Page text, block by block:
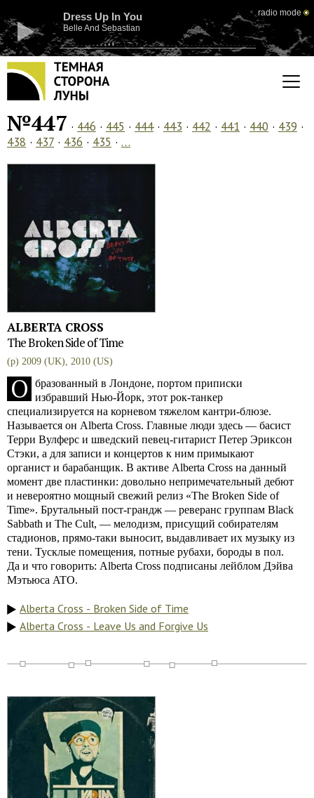
Dress Up In You
Belle And Sebastian
radio mode
№447 · 446 · 445 · 444· 443 · 442 · 441 · 440 · 439 ·
438 · 437 · 436 · 435 · …
ALBERTA CROSS
The Broken Side of Time
(p) 2009 (UK), 2010 (US)
О
бразованный в Лондоне, портом приписки
избравший Нью-Йорк, этот рок-танкер
специализируется на корневом тяжелом кантри-блюзе.
Называется он Alberta Cross. Главные люди здесь — басист
Терри Вулферс и шведский певец-гитарист Петер Эриксон
Стэки, а для записи и концертов к ним примыкают
органист и барабанщик. В активе Alberta Cross на данный
момент две пластинки: довольно непримечательный дебют
и невероятно мощный свежий релиз «The Broken Side of
Time». Брутальный пост-грандж — реверанс группам Black
Sabbath и The Cult, — мелодизм, присущий собирателям
стадионов, прямо-таки выносит, выдавливает их музыку из
тени. Тусклые помещения, потные рубахи, бороды в пол.
Да и что говорить: Alberta Cross подписаны лейблом Дэйва
Мэтьюса ATO.
Alberta Cross - Broken Side of Time
Alberta Cross - Leave Us and Forgive Us